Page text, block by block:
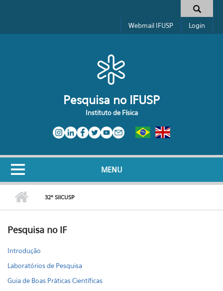
Formulário de busca
Webmail IFUSP Login
Pesquisa no IFUSP
Instituto de Física
MENU
32º SIICUSP
Pesquisa no IF
Introdução
Laboratórios de Pesquisa
Guia de Boas Práticas Científicas